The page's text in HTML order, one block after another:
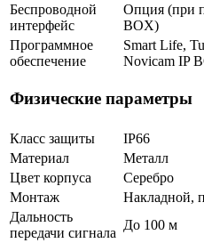
Беспроводной
интерфейс
Опция (при
BOX)
Программное
обеспечение
Smart Life,
Novicam IP
Физические параметры
Класс защиты
IP66
Материал
Металл
Цвет корпуса
Серебро
Монтаж
Накладной,
Дальность
передачи сигнала
До 100 м